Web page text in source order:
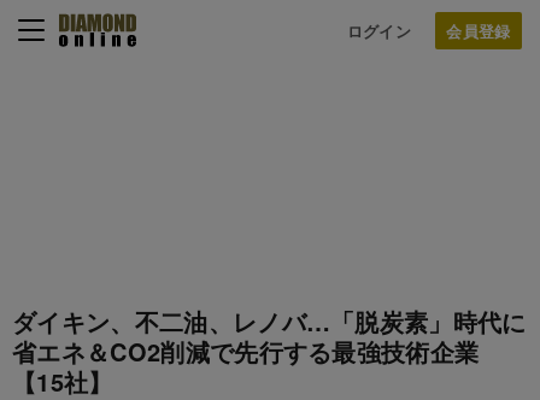
ログイン
ダイキン、不二油、レノバ…「脱炭素」時代に
省エネ＆CO2削減で先行する最強技術企業
【15社】